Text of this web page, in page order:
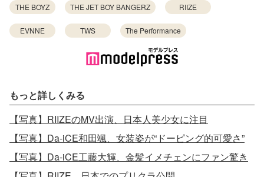
THE BOYZ THE JET BOY BANGERZ RIIZE
EVNNE TWS The Performance
もっと詳しくみる
【写真】RIIZEのMV出演、日本人美少女に注目
【写真】Da-iCE和田颯、女装姿が“ドーピング的可愛さ”
【写真】Da-iCE工藤大輝、金髪イメチェンにファン驚き